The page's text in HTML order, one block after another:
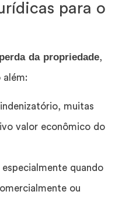
para o
perda da propriedade,
muitas
valor econômico do
quando
ou